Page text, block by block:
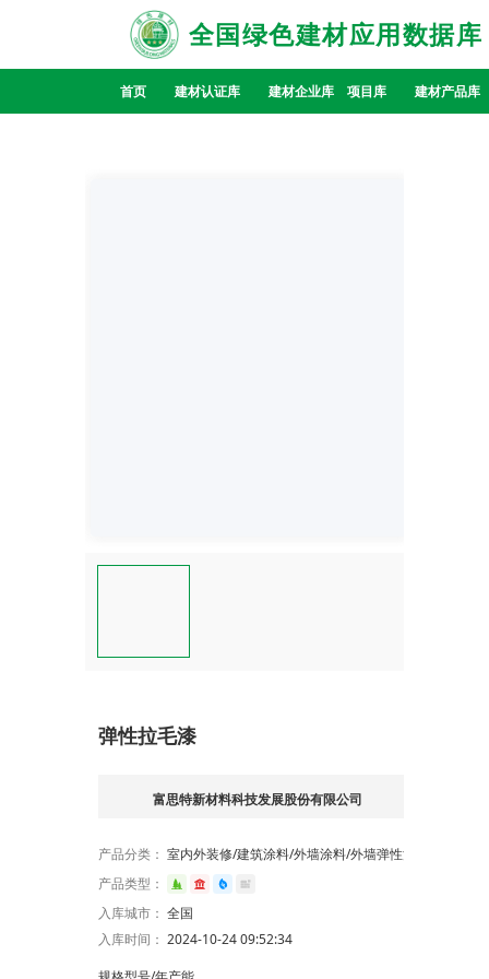
全国绿色建材应用数据库
首页 建材认证库 建材企业库 项目库 建材产品库
弹性拉毛漆
富思特新材料科技发展股份有限公司
产品分类： 室内外装修/建筑涂料/外墙涂料/外墙弹性涂料
产品类型：
入库城市： 全国
入库时间： 2024-10-24 09:52:34